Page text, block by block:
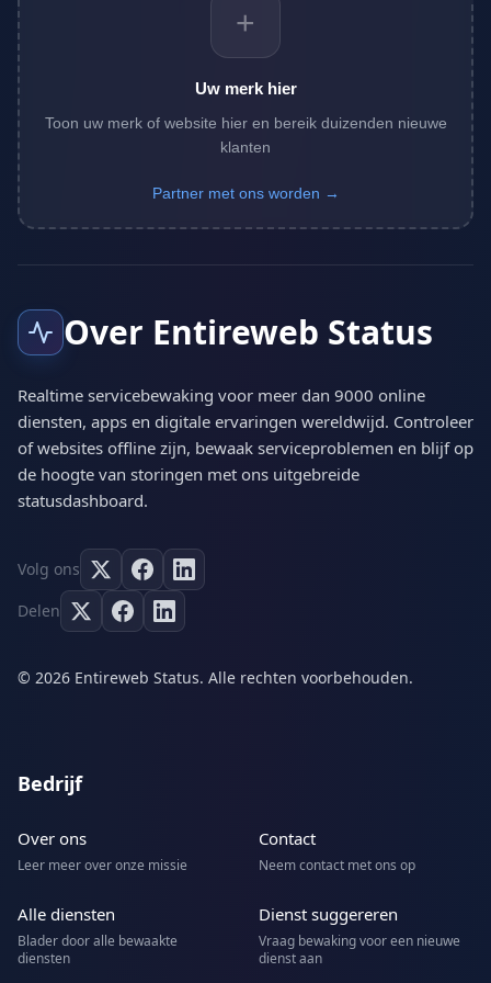
+
Uw merk hier
Toon uw merk of website hier en bereik duizenden nieuwe
klanten
Partner met ons worden →
Over Entireweb Status
Realtime servicebewaking voor meer dan 9000 online
diensten, apps en digitale ervaringen wereldwijd. Controleer
of websites offline zijn, bewaak serviceproblemen en blijf op
de hoogte van storingen met ons uitgebreide
statusdashboard.
Volg ons
Delen
© 2026 Entireweb Status. Alle rechten voorbehouden.
Bedrijf
Over ons
Leer meer over onze missie
Contact
Neem contact met ons op
Alle diensten
Blader door alle bewaakte
diensten
Dienst suggereren
Vraag bewaking voor een nieuwe
dienst aan